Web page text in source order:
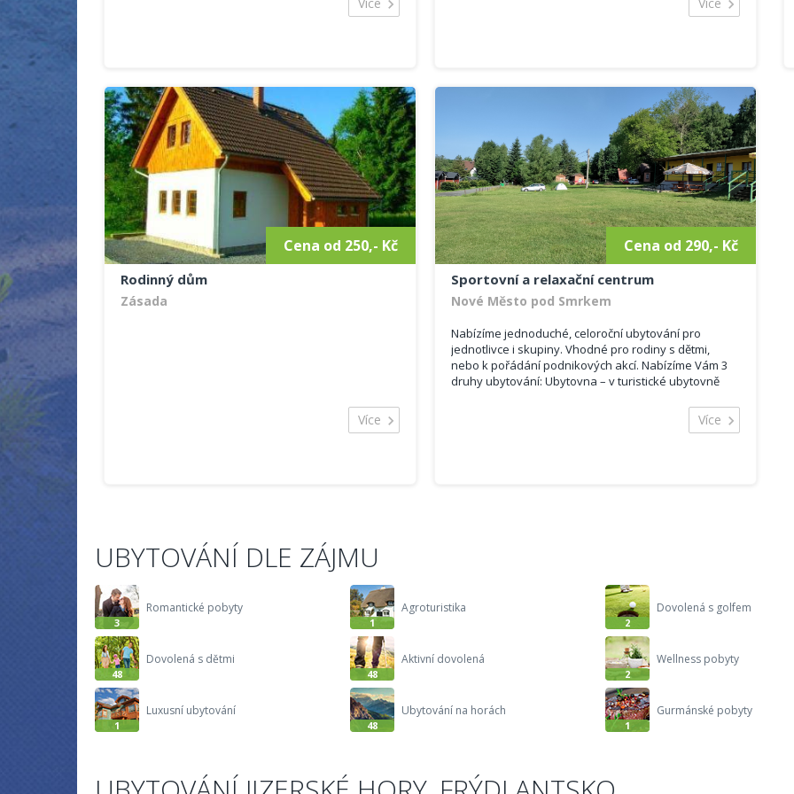
Cena od 250,- Kč
Rodinný dům
Zásada
Více
Cena od 290,- Kč
Sportovní a relaxační centrum
Nové Město pod Smrkem
Nabízíme jednoduché, celoroční ubytování pro
jednotlivce i skupiny. Vhodné pro rodiny s dětmi,
nebo k pořádání podnikových akcí. Nabízíme Vám 3
druhy ubytování: Ubytovna – v turistické ubytovně
Více
UBYTOVÁNÍ DLE ZÁJMU
3
Romantické pobyty
48
Dovolená s dětmi
1
Luxusní ubytování
1
Agroturistika
48
Aktivní dovolená
48
Ubytování na horách
2
Dovolená s golfem
2
Wellness pobyty
1
Gurmánské pobyty